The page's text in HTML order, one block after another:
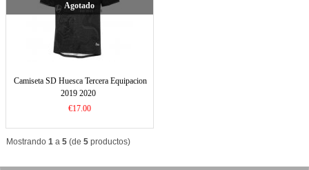
Agotado
Camiseta SD Huesca Tercera Equipacion
2019 2020
€17.00
Mostrando 1a 5(de 5productos)